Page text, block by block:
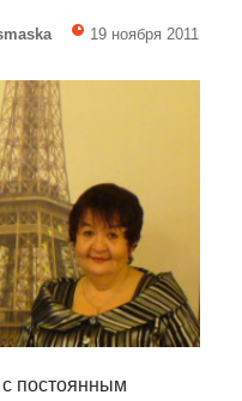
19 ноября 2011
постоянным